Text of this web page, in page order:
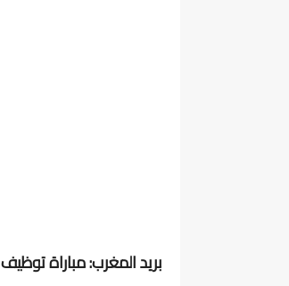
بريد المغرب: مباراة توظيف 10 اعوان شباك، آخر أجل 15 غشت 2025